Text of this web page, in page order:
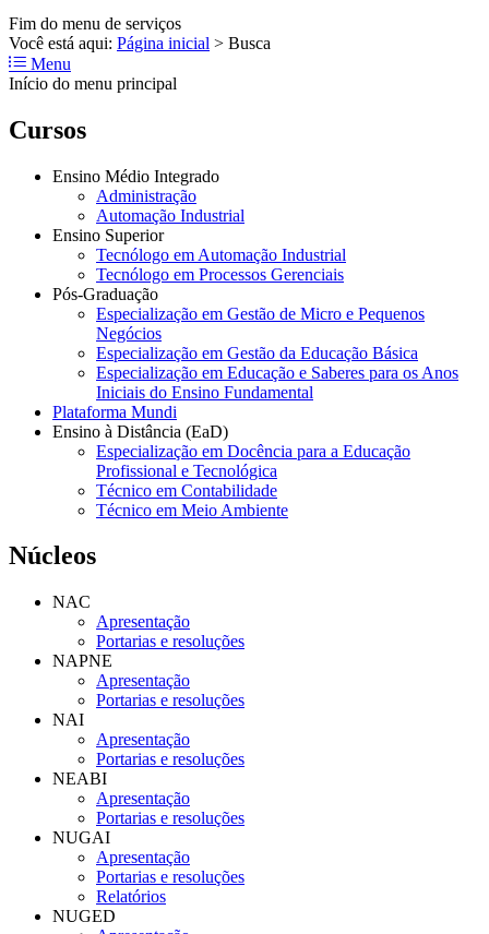
Fim do menu de serviços
Você está aqui: Página inicial > Busca
Menu
Início do menu principal
Cursos
Ensino Médio Integrado
Administração
Automação Industrial
Ensino Superior
Tecnólogo em Automação Industrial
Tecnólogo em Processos Gerenciais
Pós-Graduação
Especialização em Gestão de Micro e Pequenos
Negócios
Especialização em Gestão da Educação Básica
Especialização em Educação e Saberes para os Anos
Iniciais do Ensino Fundamental
Plataforma Mundi
Ensino à Distância (EaD)
Especialização em Docência para a Educação
Profissional e Tecnológica
Técnico em Contabilidade
Técnico em Meio Ambiente
Núcleos
NAC
Apresentação
Portarias e resoluções
NAPNE
Apresentação
Portarias e resoluções
NAI
Apresentação
Portarias e resoluções
NEABI
Apresentação
Portarias e resoluções
NUGAI
Apresentação
Portarias e resoluções
Relatórios
NUGED